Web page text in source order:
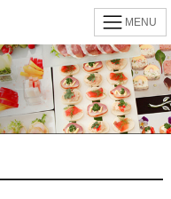
MENU